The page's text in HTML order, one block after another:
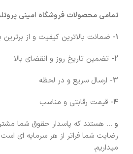
تمامی محصولات فروشگاه امینی
1- ضمانت بالاترین کیفیت و از برترین
2- تضمین تاریخ روز و انقضای بالا
3- ارسال سریع و در لحظه
4- قیمت رقابتی و مناسب
و … هستند که پاسدار حقوق شما
رضایت شما فراتر از هر سرمایه ای
میداریم.